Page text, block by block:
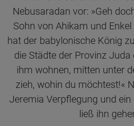
Nebusaradan vor: »Geh
Sohn von Ahikam und
hat der babylonische König
die Städte der Provinz Juda
ihm wohnen, mitten unter
zieh, wohin du möchtest!«
Jeremia Verpflegung und
ließ ihn